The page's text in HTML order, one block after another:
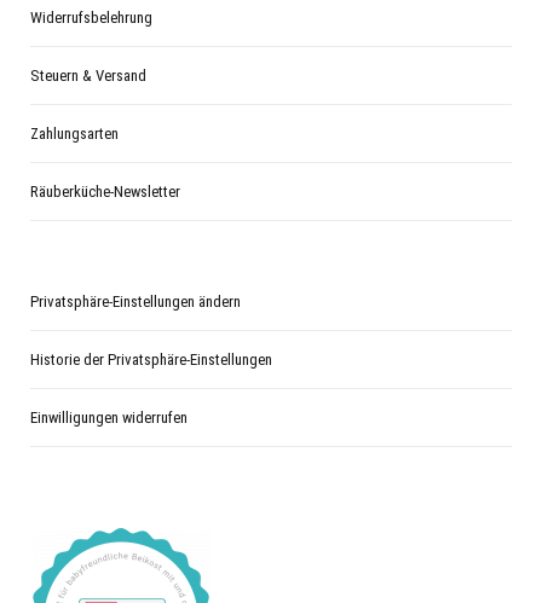
Widerrufsbelehrung
Steuern & Versand
Zahlungsarten
Räuberküche-Newsletter
Privatsphäre-Einstellungen ändern
Historie der Privatsphäre-Einstellungen
Einwilligungen widerrufen